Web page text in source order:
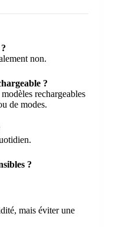
non.
?
rechargeables
de modes.
?
mais éviter une